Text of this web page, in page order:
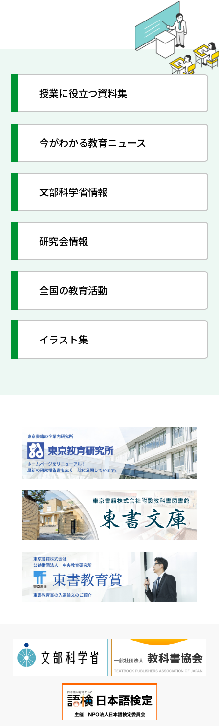
授業に役立つ資料集
今がわかる教育ニュース
文部科学省情報
研究会情報
全国の教育活動
イラスト集